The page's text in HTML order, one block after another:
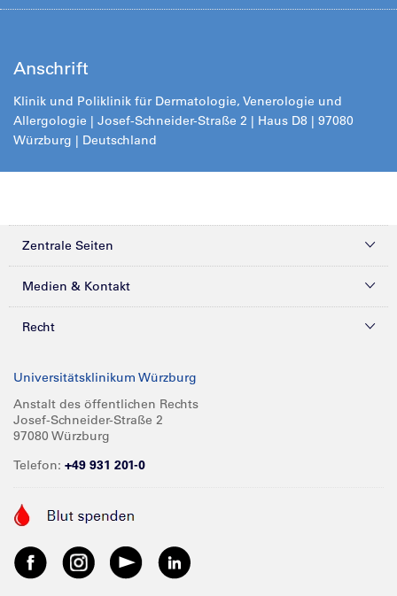
Anschrift
Klinik und Poliklinik für Dermatologie, Venerologie und
Allergologie | Josef-Schneider-Straße 2 | Haus D8 | 97080
Würzburg | Deutschland
Zentrale Seiten
Kliniken & Zentren
Forschung
Karriere
Medien & Kontakt
Presse
Glossar
Spenden
Anreise
Recht
Compliance
Impressum
Barrierefreiheit
Universitätsklinikum Würzburg
Anstalt des öffentlichen Rechts
Josef-Schneider-Straße 2
97080 Würzburg
Telefon: +49 931 201-0